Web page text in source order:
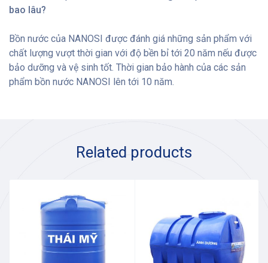
bao lâu?
Bồn nước của NANOSI được đánh giá những sản phẩm với
chất lượng vượt thời gian với độ bền bỉ tới 20 năm nếu được
bảo dưỡng và vệ sinh tốt. Thời gian bảo hành của các sản
phẩm bồn nước NANOSI lên tới 10 năm.
Related products